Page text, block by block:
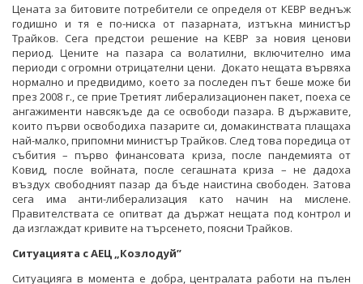
Цената за битовите потребители се определя от КЕВР веднъж
годишно и тя е по-ниска от пазарната, изтъкна министър
Трайков. Сега предстои решение на КЕВР за новия ценови
период. Цените на пазара са волатилни, включително има
периоди с огромни отрицателни цени. Докато нещата вървяха
нормално и предвидимо, което за последен път беше може би
през 2008 г., се прие Третият либерализационен пакет, поеха се
ангажименти навсякъде да се освободи пазара. В държавите,
които първи освободиха пазарите си, домакинствата плащаха
най-малко, припомни министър Трайков. След това поредица от
събития – първо финансовата криза, после пандемията от
Ковид, после войната, после сегашната криза – не дадоха
въздух свободният пазар да бъде наистина свободен. Затова
сега има анти-либерализация като начин на мислене.
Правителствата се опитват да държат нещата под контрол и
да изглаждат кривите на търсенето, поясни Трайков.
Ситуацията с АЕЦ „Козлодуй”
Ситуацияга в момента е добра, централата работи на пълен